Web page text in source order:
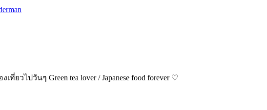
วไปวันๆ Green tea lover / Japanese food forever ♡